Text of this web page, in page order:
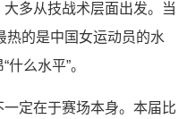
多从技战术层面出发。当
热的是中国女运动员的水
么水平”。
定在于赛场本身。本届比